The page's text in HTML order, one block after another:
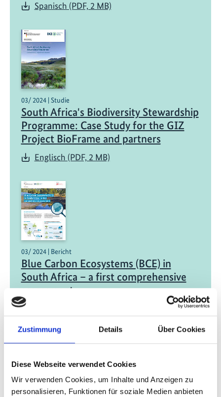
Zustimmung Details Über Cookies
Diese Webseite verwendet Cookies
Wir verwenden Cookies, um Inhalte und Anzeigen zu
personalisieren, Funktionen für soziale Medien anbieten
Spanisch (PDF, 2 MB)
03/ 2024 | Studie
South Africa's Biodiversity Stewardship
Programme: Case Study for the GIZ
Project BioFrame and partners
Englisch (PDF, 2 MB)
03/ 2024 | Bericht
Blue Carbon Ecosystems (BCE) in
South Africa – a first comprehensive
assessment